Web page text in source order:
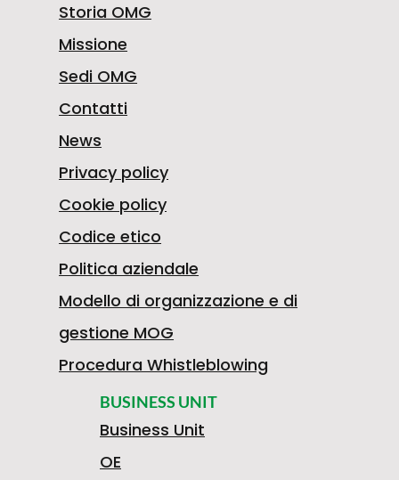
BUSINESS UNIT
Business Unit
OE
Storia OMG
Missione
Sedi OMG
Contatti
News
Privacy policy
Cookie policy
Codice etico
Politica aziendale
Modello di organizzazione e di
gestione MOG
Procedura Whistleblowing